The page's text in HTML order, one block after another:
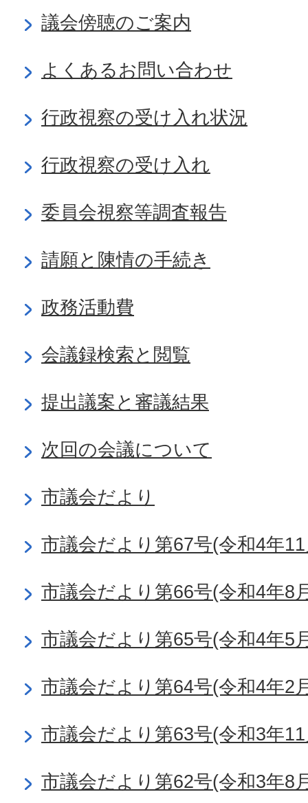
議会傍聴のご案内
よくあるお問い合わせ
行政視察の受け入れ状況
行政視察の受け入れ
委員会視察等調査報告
請願と陳情の手続き
政務活動費
会議録検索と閲覧
提出議案と審議結果
次回の会議について
市議会だより
市議会だより第67号(令和4年
市議会だより第66号(令和4年8
市議会だより第65号(令和4年5
市議会だより第64号(令和4年2
市議会だより第63号(令和3年
市議会だより第62号(令和3年8